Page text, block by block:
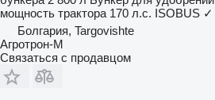
мощность трактора 170 л.с. ISOBUS ✓
Болгария, Targovishte
Агротрон-М
Связаться с продавцом